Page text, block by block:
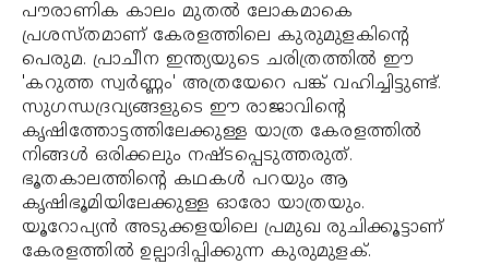
പൗരാണിക കാലം മുതല്‍ ലോകമാകെ
പ്രശസ്തമാണ് കേരളത്തിലെ കുരുമുളകിന്റെ
പെരുമ. പ്രാചീന ഇന്ത്യയുടെ ചരിത്രത്തില്‍ ഈ
'കറുത്ത സ്വര്‍ണ്ണം' അത്രയേറെ പങ്ക് വഹിച്ചിട്ടുണ്ട്.
സുഗന്ധദ്രവ്യങ്ങളുടെ ഈ രാജാവിന്റെ
കൃഷിത്തോട്ടത്തിലേക്കുള്ള യാത്ര കേരളത്തില്‍
നിങ്ങള്‍ ഒരിക്കലും നഷ്ടപ്പെടുത്തരുത്.
ഭൂതകാലത്തിന്റെ കഥകള്‍ പറയും ആ
കൃഷിഭൂമിയിലേക്കുള്ള ഓരോ യാത്രയും.
യൂറോപ്യന്‍ അടുക്കളയിലെ പ്രമുഖ രുചിക്കൂട്ടാണ്
കേരളത്തില്‍ ഉല്പാദിപ്പിക്കുന്ന കുരുമുളക്.